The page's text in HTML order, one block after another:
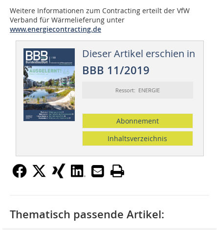
Weitere Informationen zum Contracting erteilt der VfW
Verband für Wärmelieferung unter
www.energiecontracting.de
Dieser Artikel erschien in
BBB 11/2019
Ressort: ENERGIE
Abonnement
Inhaltsverzeichnis
Thematisch passende Artikel: